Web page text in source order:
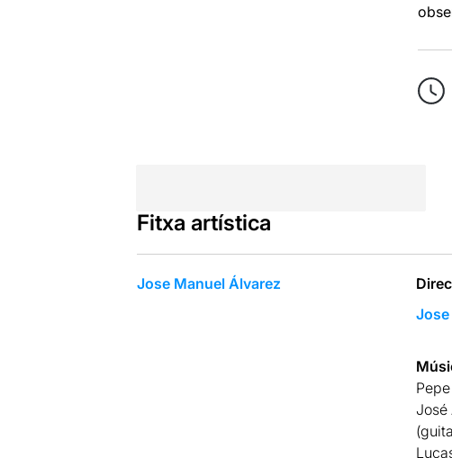
Fitxa artística
Jose Manuel Álvarez
José